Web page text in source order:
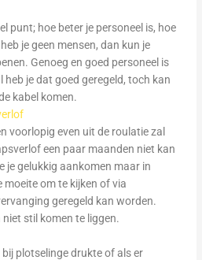
punt; hoe beter je personeel is, hoe
je geen mensen, dan kun je
Genoeg en goed personeel is
je dat goed geregeld, toch kan
kabel komen.
voorlopig even uit de roulatie zal
een paar maanden niet kan
je gelukkig aankomen maar in
moeite om te kijken of via
geregeld kan worden.
stil komen te liggen.
plotselinge drukte of als er